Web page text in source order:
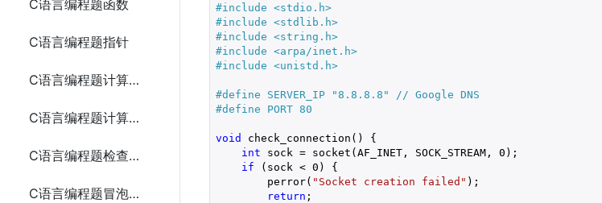
C语言编程题函数
C语言编程题指针
C语言编程题计算数组的平均值6种方法
C语言编程题计算阶乘5种方法
C语言编程题检查素数
C语言编程题冒泡排序
#include <stdio.h>
#include <stdlib.h>
#include <string.h>
#include <arpa/inet.h>
#include <unistd.h>
#define SERVER_IP "8.8.8.8" // Google DNS
#define PORT 80
void check_connection() {
int sock = socket(AF_INET, SOCK_STREAM, 0 );
if (sock < 0 ) {
        perror(
"Socket creation failed" );
return ;